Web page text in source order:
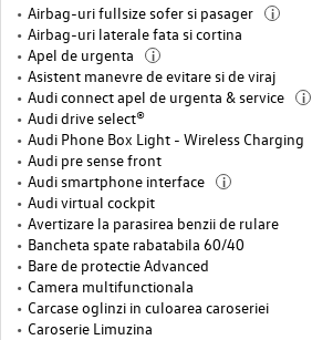
Airbag-uri fullsize sofer si pasager i
Airbag-uri laterale fata si cortina
Apel de urgenta
i
Asistent manevre de evitare si de viraj
Audi connect apel de urgenta & service
i
Audi drive select®
Audi Phone Box Light - Wireless Charging
Audi pre sense front
Audi smartphone interface
i
Audi virtual cockpit
Avertizare la parasirea benzii de rulare
Bancheta spate rabatabila 60/40
Bare de protectie Advanced
Camera multifunctionala
Carcase oglinzi in culoarea caroseriei
Caroserie Limuzina